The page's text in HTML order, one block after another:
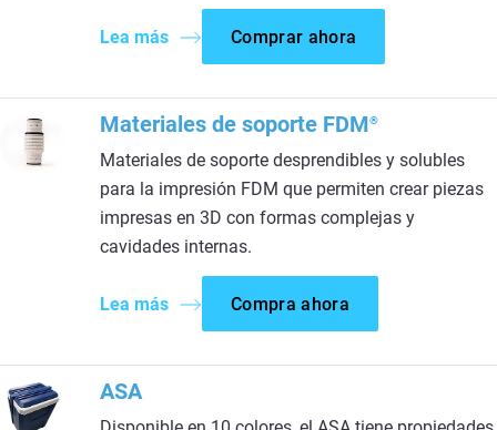
Lea más Comprar ahora
Materiales de soporte FDM®
Materiales de soporte desprendibles y solubles
para la impresión FDM que permiten crear piezas
impresas en 3D con formas complejas y
cavidades internas.
Lea más Compra ahora
ASA